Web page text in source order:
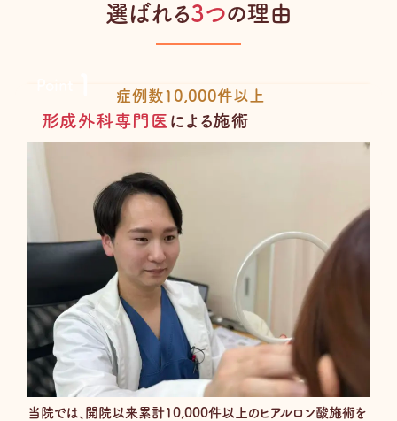
選ばれる3つの理由
症例数10,000件以上
形成外科専門医 による施術
当院では、開院以来累計10,000件以上のヒアルロン酸施術を